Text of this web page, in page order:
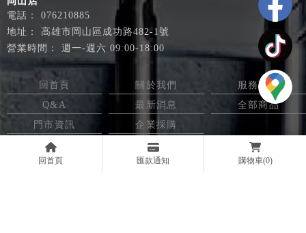
回首頁 匯款通知 購物車(0)
076210885
高雄市岡山區成功路482-1號
週一-週六 09:00-18:00
回首頁 關於我們
服務項目
Q&A
最新消息
全部商品
門市資訊
企業採購
電動工具 高雄電動工具
高雄電動工具行
大寮區電動工具